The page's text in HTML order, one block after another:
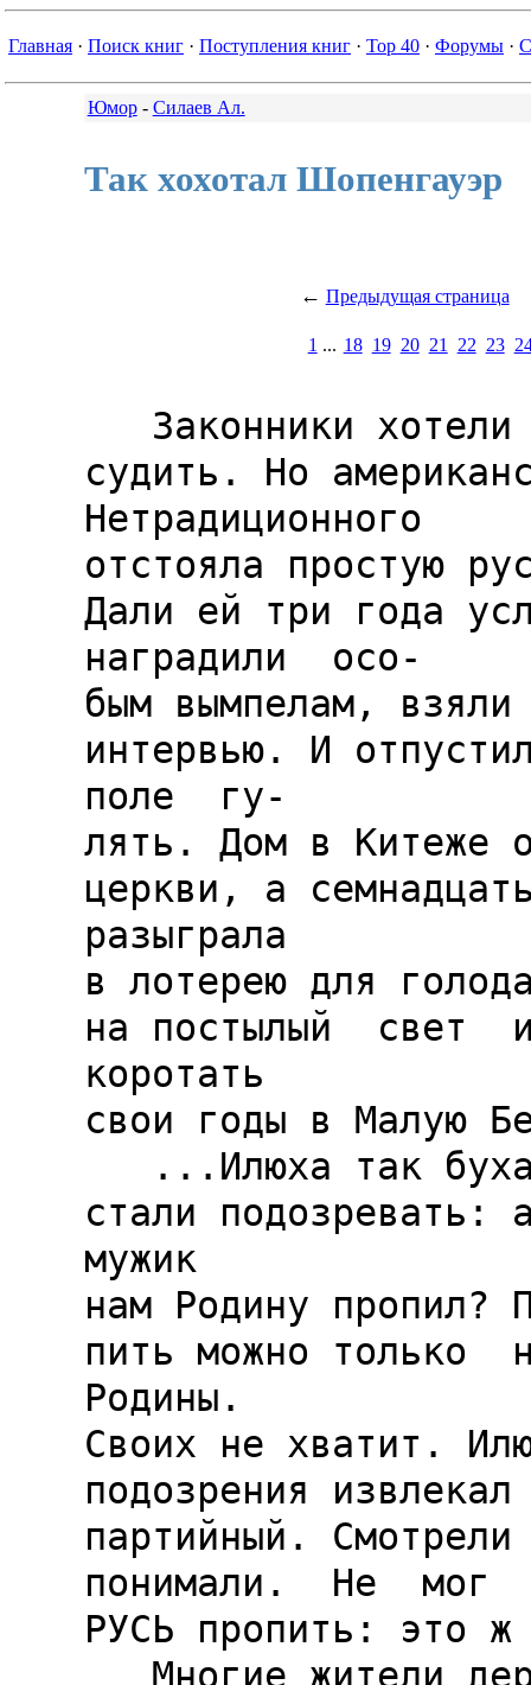
Главная · Поиск книг · Поступления книг · Top 40 · Форумы ·
Юмор- Силаев Ал.
Так хохотал Шопенгауэр
← Предыдущая страница
1 ... 18 19 20 21 22 23
судить. Но
Нетрадиционного
отстояла простую
Дали ей три года
наградили  осо-
бым вымпелам, взяли
интервью. И
поле  гу-
лять. Дом в Китеже
церкви, а
разыграла
в лотерею для
на постылый  свет
коротать
свои годы в Малую
стали подозревать:
мужик
нам Родину пропил?
пить можно только
Родины.
Своих не хватит.
подозрения
партийный.
понимали.  Не  мог
РУСЬ пропить: это